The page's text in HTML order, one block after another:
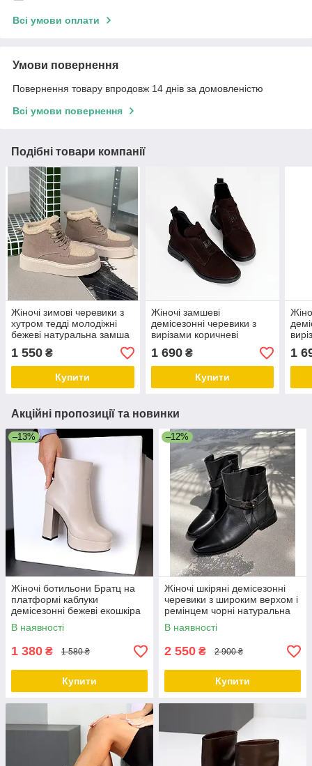
Всі умови оплати
Умови повернення
Повернення товару впродовж 14 днів за домовленістю
Всі умови повернення
Подібні товари компанії
Жіночі зимові черевики з
хутром тедді молодіжні
бежеві натуральна замша
1 550 ₴
Купити
Жіночі замшеві
демісезонні черевики з
вирізами коричневі
натуральна замша
1 690₴
Купити
1
Акційні пропозиції та новинки
–13%
Жіночі ботильони Братц на
платформі каблуки
демісезонні бежеві екошкіра
В наявності
1 380 ₴ 1 580 ₴
Купити
–12%
Жіночі шкіряні демісезонні
черевики з широким верхом і
ремінцем чорні натуральна
шкіра
В наявності
2 550 ₴ 2 900 ₴
Купити